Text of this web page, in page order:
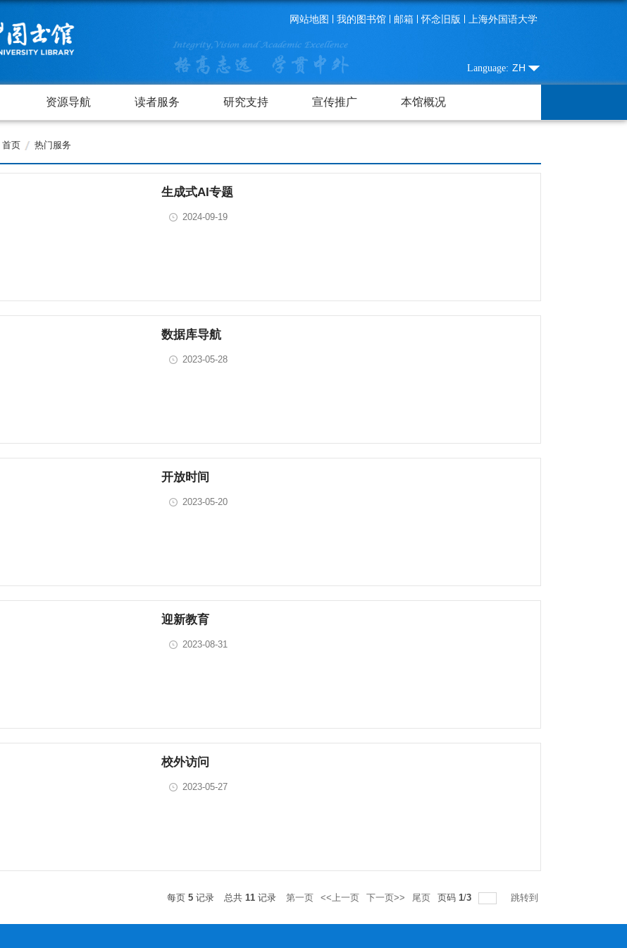
网站地图 我的图书馆 邮箱 怀念旧版 上海外国语大学
Language: ZH
资源导航 读者服务 研究支持 宣传推广 本馆概况
首页 热门服务
生成式AI专题
2024-09-19
数据库导航
2023-05-28
开放时间
2023-05-20
迎新教育
2023-08-31
校外访问
2023-05-27
每页 5 记录 总共 11 记录 第一页 <<上一页 下一页>> 尾页 页码 1/3 跳转到